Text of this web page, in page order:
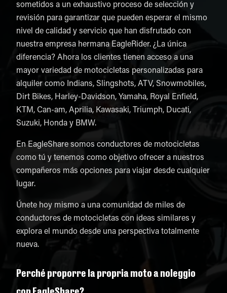
sometidos a un exhaustivo proceso de selección y
revisión para garantizar que pueden esperar el mismo
nivel de calidad y servicio que han disfrutado con
nuestra empresa hermana EagleRider. ¿La única
diferencia? Ahora los clientes tienen acceso a una
mayor variedad de motocicletas personalizadas para
alquiler como Indians, Slingshots, ATV, Snowmobiles,
Dirt Bikes, Harley-Davidson, Yamaha, Royal Enfield,
KTM, Can-am, Aprilia, Kawasaki, Triumph, Ducati,
Suzuki, Honda y BMW.
En EagleShare somos conductores de motocicletas
como tú y tenemos como objetivo ofrecer a nuestros
compañeros más opciones para viajar desde cualquier
lugar.
Únete hoy mismo a una comunidad de miles de
conductores de motocicletas con ideas similares y
explora el mundo desde una perspectiva totalmente
nueva.
Perché proporre la propria moto a noleggio